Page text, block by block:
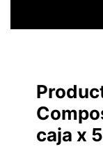
caja x 5